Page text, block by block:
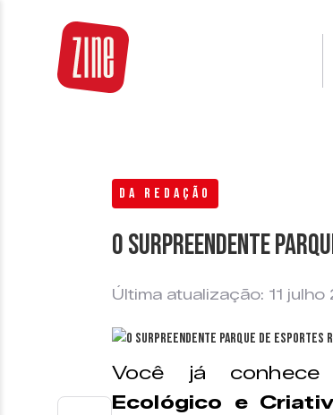
DA REDAÇÃO
O surpreendente
Última atualização: 11
Você já
Ecológico e